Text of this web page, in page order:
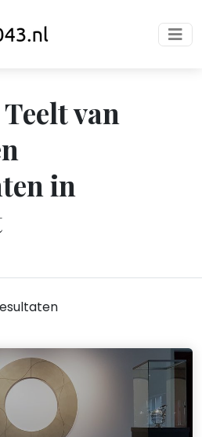
van
in